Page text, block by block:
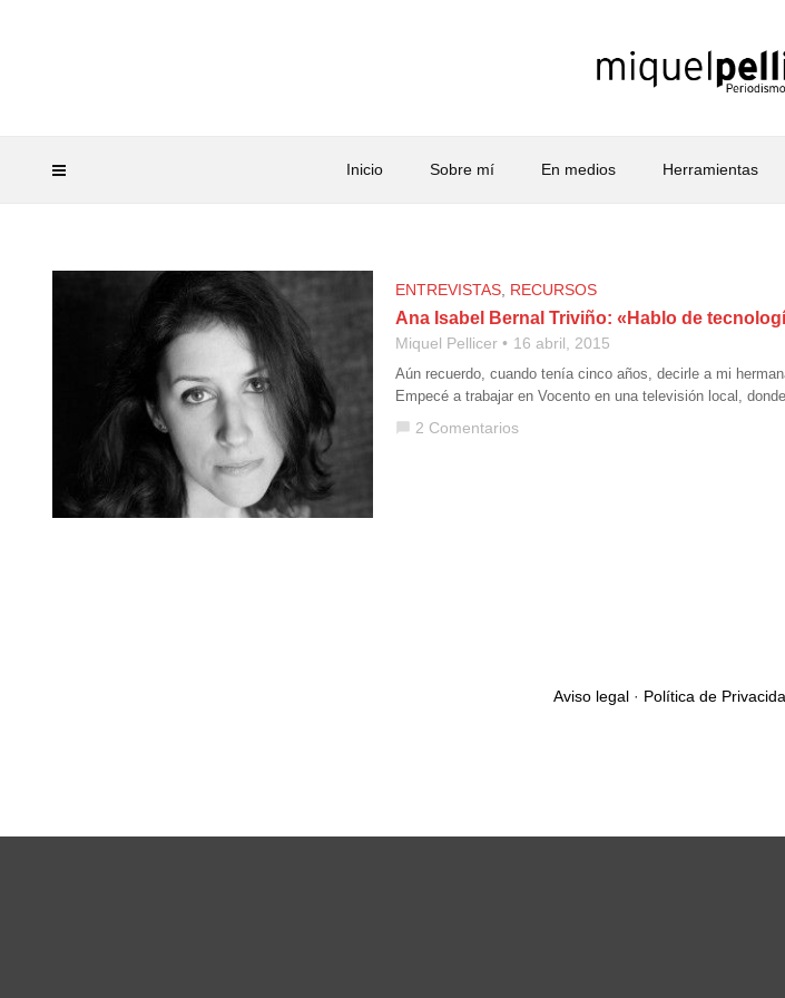
Inicio Sobre mí En medios Herramientas
ENTREVISTAS RECURSOS
Ana Isabel Bernal Triviño: «Hablo de
Miquel Pellicer 16 abril, 2015
Aún recuerdo, cuando tenía cinco años, decirle a mi
Empecé a trabajar en Vocento en una televisión local,
chat_bubble 2 Comentarios
Aviso legal· Política de